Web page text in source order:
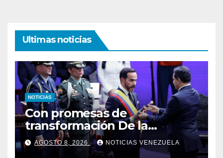
Ultimas noticias
NOTICIAS
Con promesas de
transformación De la
Espriella jura como
presidente de Colombia
AGOSTO 8, 2026 NOTICIAS VENEZUELA